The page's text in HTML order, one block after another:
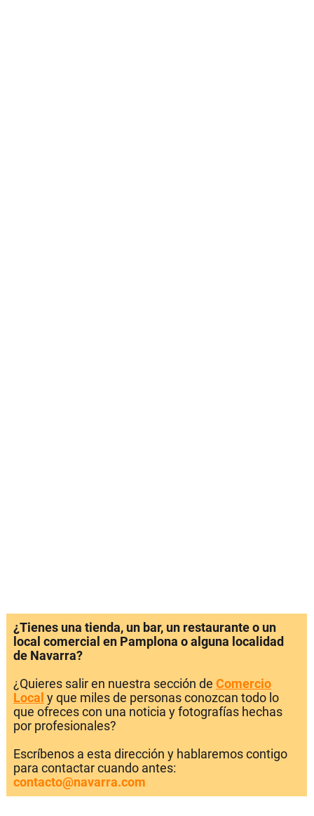
¿Tienes una tienda, un bar, un restaurante o un
local comercial en Pamplona o alguna localidad
de Navarra?
¿Quieres salir en nuestra sección de Comercio
Local y que miles de personas conozcan todo lo
que ofreces con una noticia y fotografías hechas
por profesionales?
Escríbenos a esta dirección y hablaremos contigo
para contactar cuando antes:
contacto@navarra.com